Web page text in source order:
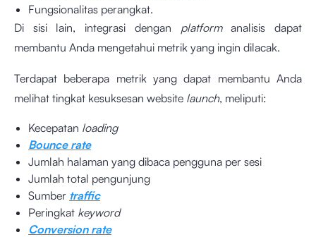
Fungsionalitas perangkat.
Di sisi lain, integrasi dengan platformanalisis dapat
membantu Anda mengetahui metrik yang ingin dilacak.
Terdapat beberapa metrik yang dapat membantu Anda
melihat tingkat kesuksesan website launch, meliputi:
Kecepatan loading
Bounce rate
Jumlah halaman yang dibaca pengguna per sesi
Jumlah total pengunjung
Sumber traffic
Peringkat keyword
Conversion rate